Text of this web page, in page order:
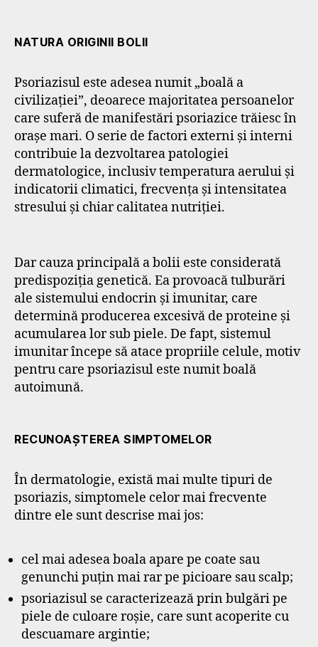
NATURA ORIGINII BOLII
Psoriazisul este adesea numit „boală a
civilizației”, deoarece majoritatea persoanelor
care suferă de manifestări psoriazice trăiesc în
orașe mari. O serie de factori externi și interni
contribuie la dezvoltarea patologiei
dermatologice, inclusiv temperatura aerului și
indicatorii climatici, frecvența și intensitatea
stresului și chiar calitatea nutriției.
Dar cauza principală a bolii este considerată
predispoziția genetică. Ea provoacă tulburări
ale sistemului endocrin și imunitar, care
determină producerea excesivă de proteine și
acumularea lor sub piele. De fapt, sistemul
imunitar începe să atace propriile celule, motiv
pentru care psoriazisul este numit boală
autoimună.
RECUNOAȘTEREA SIMPTOMELOR
În dermatologie, există mai multe tipuri de
psoriazis, simptomele celor mai frecvente
dintre ele sunt descrise mai jos:
cel mai adesea boala apare pe coate sau
genunchi puțin mai rar pe picioare sau scalp;
psoriazisul se caracterizează prin bulgări pe
piele de culoare roșie, care sunt acoperite cu
descuamare argintie;